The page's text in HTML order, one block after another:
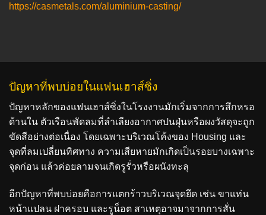
https://casmetals.com/aluminium-casting/
ปัญหาที่พบบ่อยในแฟนเฮาส์ซิ่ง
ปัญหาหลักของแฟนเฮาส์ซิ่งในโรงงานมักเริ่มจากการสึกหรอ
ด้านใน ตัวเรือนพัดลมที่ลำเลียงอากาศปนฝุ่นหรือผงวัสดุจะถูก
ขัดสีอย่างต่อเนื่อง โดยเฉพาะบริเวณโค้งของ Housing และ
จุดที่ลมเปลี่ยนทิศทาง ความเสียหายมักเกิดเป็นรอยบางเฉพาะ
จุดก่อน แล้วค่อยลามจนเกิดรูรั่วหรือผนังทะลุ
อีกปัญหาที่พบบ่อยคือการแตกร้าวบริเวณจุดยึด เช่น ขาแท่น
หน้าแปลน ฝาครอบ และรูน็อต สาเหตุอาจมาจากการสั่น